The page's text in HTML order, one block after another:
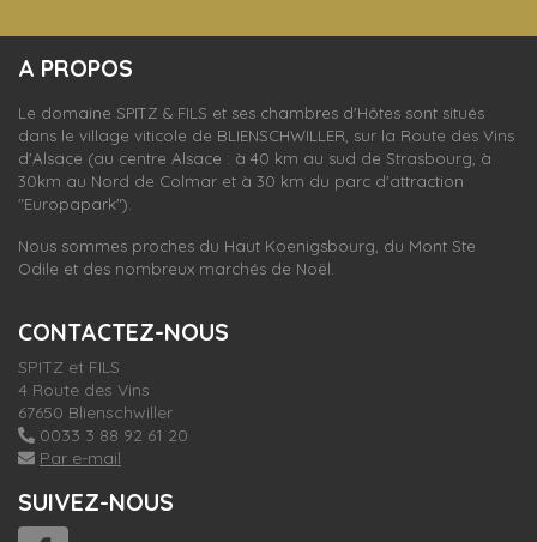
A PROPOS
Le domaine SPITZ & FILS et ses chambres d'Hôtes sont situés
dans le village viticole de BLIENSCHWILLER, sur la Route des Vins
d'Alsace (au centre Alsace : à 40 km au sud de Strasbourg, à
30km au Nord de Colmar et à 30 km du parc d'attraction
"Europapark").
Nous sommes proches du Haut Koenigsbourg, du Mont Ste
Odile et des nombreux marchés de Noël.
CONTACTEZ-NOUS
SPITZ et FILS
4 Route des Vins
67650 Blienschwiller
0033 3 88 92 61 20
Par e-mail
SUIVEZ-NOUS